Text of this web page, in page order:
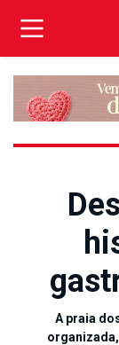
A praia